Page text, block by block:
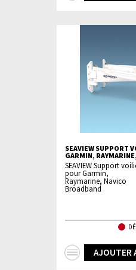
SEAVIEW SUPPORT
GARMIN,
SEAVIEW Support
pour Garmin,
Raymarine, Navico
Broadband
AJOUTER